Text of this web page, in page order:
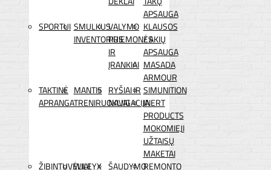
APSAUGA
SPORTUI SMULKUS
INVENTORIUS
VALYMO
PRIEMONĖS
IR
ĮRANKIAI
KLAUSOS
/ AKIŲ
APSAUGA
MASADA
ARMOUR
TAKTINĖ
APRANGA
MANTIS
TRENIRUOKLIAI
RYŠIAI IR
NAVIGACIJA
SIMUNITION
INERT
PRODUCTS
MOKOMIEJI
UŽTAISŲ
MAKETAI
ŽIBINTUVĖLIAI
WILEYX ŠAUDYMOREMONTO